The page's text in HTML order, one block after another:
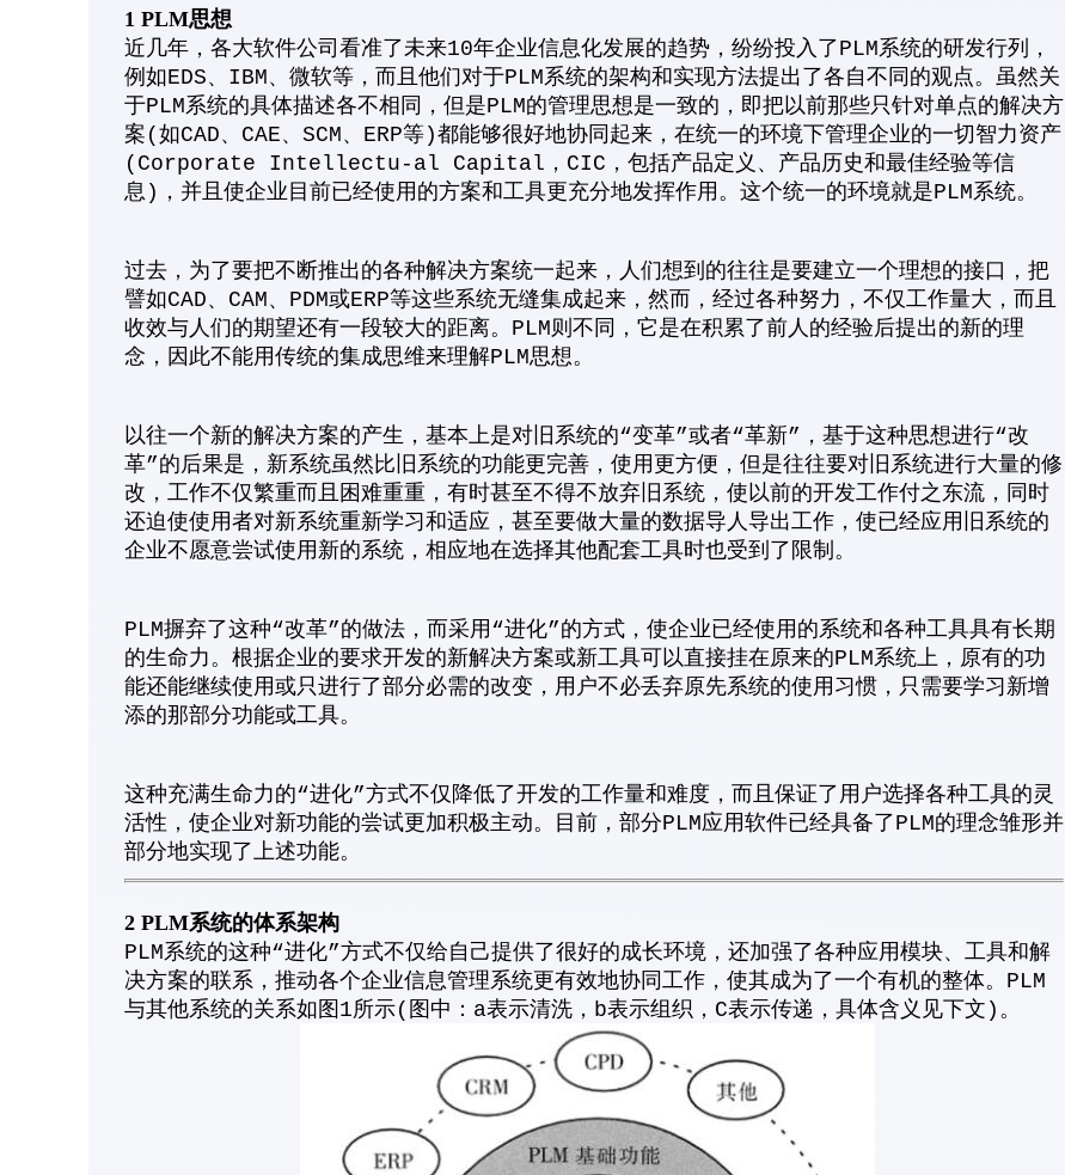
1 PLM思想
近几年，各大软件公司看准了未来10年企业信息化发展的趋势，纷纷投入了PLM系统的研发行列，
例如EDS、IBM、微软等，而且他们对于PLM系统的架构和实现方法提出了各自不同的观点。虽然关
于PLM系统的具体描述各不相同，但是PLM的管理思想是一致的，即把以前那些只针对单点的解决方
案(如CAD、CAE、SCM、ERP等)都能够很好地协同起来，在统一的环境下管理企业的一切智力资产
(Corporate Intellectu-al Capital，CIC，包括产品定义、产品历史和最佳经验等信
息)，并且使企业目前已经使用的方案和工具更充分地发挥作用。这个统一的环境就是PLM系统。
过去，为了要把不断推出的各种解决方案统一起来，人们想到的往往是要建立一个理想的接口，把
譬如CAD、CAM、PDM或ERP等这些系统无缝集成起来，然而，经过各种努力，不仅工作量大，而且
收效与人们的期望还有一段较大的距离。PLM则不同，它是在积累了前人的经验后提出的新的理
念，因此不能用传统的集成思维来理解PLM思想。
以往一个新的解决方案的产生，基本上是对旧系统的“变革”或者“革新”，基于这种思想进行“改
革”的后果是，新系统虽然比旧系统的功能更完善，使用更方便，但是往往要对旧系统进行大量的修
改，工作不仅繁重而且困难重重，有时甚至不得不放弃旧系统，使以前的开发工作付之东流，同时
还迫使使用者对新系统重新学习和适应，甚至要做大量的数据导人导出工作，使已经应用旧系统的
企业不愿意尝试使用新的系统，相应地在选择其他配套工具时也受到了限制。
PLM摒弃了这种“改革”的做法，而采用“进化”的方式，使企业已经使用的系统和各种工具具有长期
的生命力。根据企业的要求开发的新解决方案或新工具可以直接挂在原来的PLM系统上，原有的功
能还能继续使用或只进行了部分必需的改变，用户不必丢弃原先系统的使用习惯，只需要学习新增
添的那部分功能或工具。
这种充满生命力的“进化”方式不仅降低了开发的工作量和难度，而且保证了用户选择各种工具的灵
活性，使企业对新功能的尝试更加积极主动。目前，部分PLM应用软件已经具备了PLM的理念雏形并
部分地实现了上述功能。
2 PLM系统的体系架构
PLM系统的这种“进化”方式不仅给自己提供了很好的成长环境，还加强了各种应用模块、工具和解
决方案的联系，推动各个企业信息管理系统更有效地协同工作，使其成为了一个有机的整体。PLM
与其他系统的关系如图1所示(图中：a表示清洗，b表示组织，C表示传递，具体含义见下文)。